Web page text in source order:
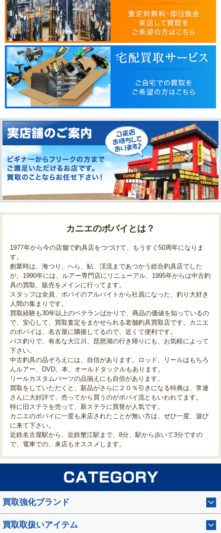
カニエのポパイとは？
1977年から今の店舗で釣具店をつづけて、もうすぐ50周年になりま
す。
創業時は、海つり、へら、鮎、渓流まであつかう総合釣具店でした
が、1990年には、ルアー専門店にリニューアル、1995年からは中古釣
具の買取、販売をメインに行ってます。
スタッフは全員、ポパイのアルバイトから社員になった、釣り大好き
人間の集まりです。
買取経験も30年以上のベテランばかりで、商品の価値を知っているの
で、安心して、買取査定をまかせられる老舗釣具買取店です。カニエ
のポパイは、名古屋に隣接してるので、近くて便利です。
バス釣りで、有名な大江川、琵琶湖の行き帰りにも、お気軽によって
下さい。
中古釣具の品ぞろえには、自信があります。ロッド、リールはもちろ
んルアー、DVD、本、オールドタックルもあります。
リールカスタムパーツの品揃えにも自信があります。
買取をしていただくと、新品がさらに２０％引きになる特典は、常連
さんに大好評で、売ってから買うのがポパイ流ともいわれてます。
特に旧ステラを売って、新ステラに買替が人気です。
カニエのポパイに一度も来店されたことが無い方は、ぜひ一度、遊び
に来て下さい。
近鉄名古屋駅から、近鉄蟹江駅まで、8分、駅から歩いて3分ですの
で、電車での、来店もオススメします。
買取強化ブランド
買取取扱いアイテム